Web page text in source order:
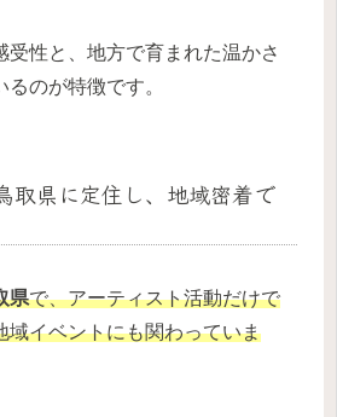
受性と、地方で育まれた温かさ
のが特徴です。
取県に定住し、地域密着で
県で、アーティスト活動だけで
域イベントにも関わっていま